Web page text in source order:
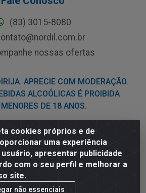
cookies próprios e de
uma experiência
apresentar publicidade
com o seu perfil e melhorar a
site.
não essenciais
(83) 3015-8080
nossas ofertas
APRECIE COM MODERAÇÃO.
ALCOÓLICAS É PROIBIDA
DE 18 ANOS.
- Avenida Liberdade, 2738, Bloco F -
PB - CEP 58.111-400 - CNPJ
03.775.813/0001-41